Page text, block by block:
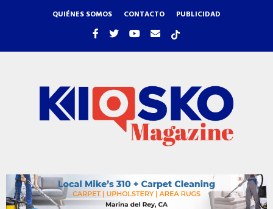
QUIÉNES SOMOS CONTACTO PUBLICIDAD